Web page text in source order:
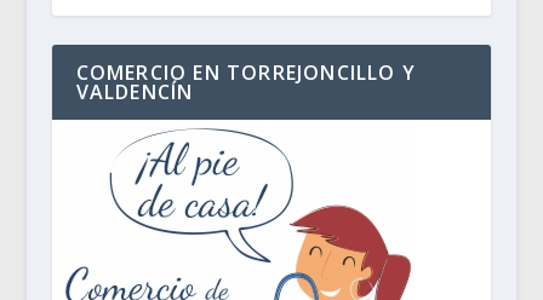
COMERCIO EN TORREJONCILLO Y
VALDENCÍN